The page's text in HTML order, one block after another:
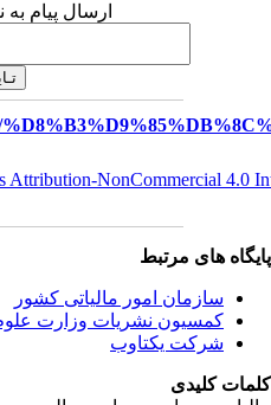
ارسال پیام به
Attribution-NonCommercial 4.0
های مرتبط
سازمان امور مالياتی کشور
کمسیون نشریات وزارت علوم
شرکت یکتاوب
کلیدی